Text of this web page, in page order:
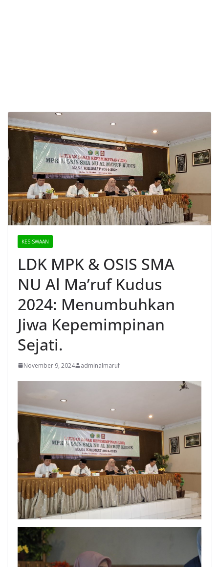
KESISWAAN
LDK MPK & OSIS SMA
NU Al Ma’ruf Kudus
2024: Menumbuhkan
Jiwa Kepemimpinan
Sejati.
November 9, 2024 adminalmaruf